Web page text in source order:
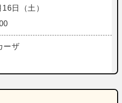
日（土）
ーザ